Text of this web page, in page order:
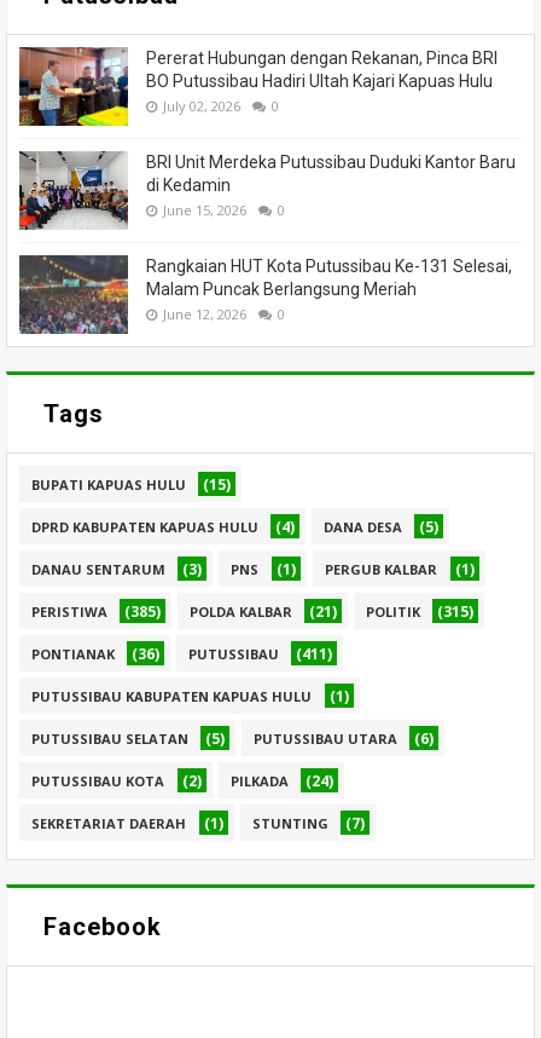
Pererat Hubungan dengan Rekanan, Pinca BRI
BO Putussibau Hadiri Ultah Kajari Kapuas Hulu
July 02, 2026 0
BRI Unit Merdeka Putussibau Duduki Kantor Baru
di Kedamin
June 15, 2026 0
Rangkaian HUT Kota Putussibau Ke-131 Selesai,
Malam Puncak Berlangsung Meriah
June 12, 2026 0
Tags
BUPATI KAPUAS HULU (15)
DPRD KABUPATEN KAPUAS HULU (4) DANA DESA (5)
DANAU SENTARUM (3) PNS (1) PERGUB KALBAR (1)
PERISTIWA (385) POLDA KALBAR (21) POLITIK (315)
PONTIANAK (36) PUTUSSIBAU (411)
PUTUSSIBAU KABUPATEN KAPUAS HULU (1)
PUTUSSIBAU SELATAN (5) PUTUSSIBAU UTARA (6)
PUTUSSIBAU KOTA (2) PILKADA (24)
SEKRETARIAT DAERAH (1) STUNTING (7)
Facebook